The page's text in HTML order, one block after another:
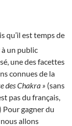
qu’il est temps de
un public
une des facettes
connues de la
des Chakra » (sans
pas du français,
Pour gagner du
allons